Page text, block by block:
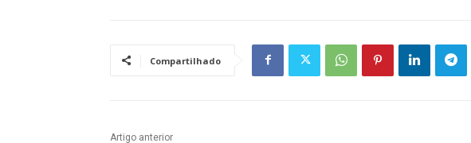
Compartilhado
Artigo anterior